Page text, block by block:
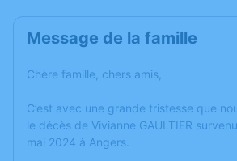
Message de la famille
Chère famille, chers amis,
C’est avec une grande tristesse que
le décès de Vivianne GAULTIER
mai 2024 à Angers.